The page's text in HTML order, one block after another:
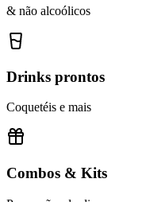
& não alcoólicos
Drinks prontos
Coquetéis e mais
Combos & Kits